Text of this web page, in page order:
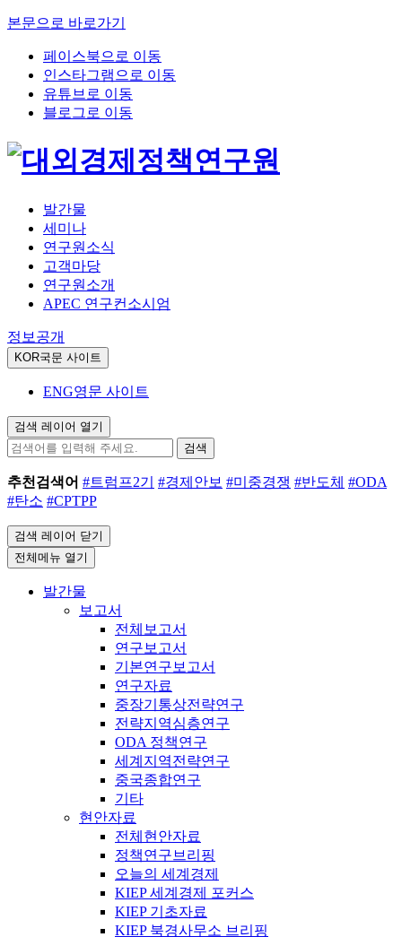
본문으로 바로가기
페이스북으로 이동
인스타그램으로 이동
유튜브로 이동
블로그로 이동
발간물
세미나
연구원소식
고객마당
연구원소개
APEC 연구컨소시엄
정보공개
KOR국문 사이트
ENG영문 사이트
검색 레이어 열기
검색
추천검색어 #트럼프2기 #경제안보 #미중경쟁 #반도체 #ODA
#탄소 #CPTPP
검색 레이어 닫기
전체메뉴 열기
발간물
보고서
전체보고서
연구보고서
기본연구보고서
연구자료
중장기통상전략연구
전략지역심층연구
ODA 정책연구
세계지역전략연구
중국종합연구
기타
현안자료
전체현안자료
정책연구브리핑
오늘의 세계경제
KIEP 세계경제 포커스
KIEP 기초자료
KIEP 북경사무소 브리핑